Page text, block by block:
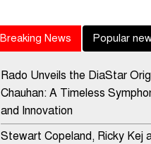
Breaking News Popular
Rado Unveils the DiaStar
Chauhan: A Timeless
and Innovation
Stewart Copeland, Ricky Kej